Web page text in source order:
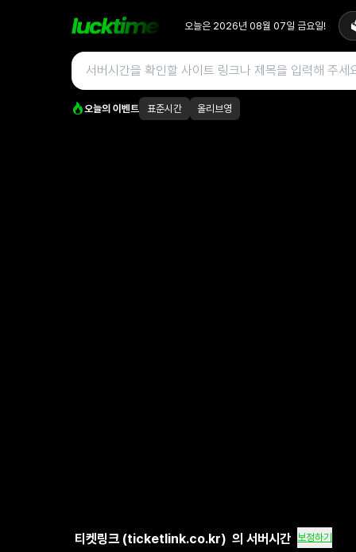
오늘은 2026년 08월 07일 금요일!
오늘의 이벤트 표준시간 올리브영
티켓링크 (ticketlink.co.kr) 의 서버시간 보정하기